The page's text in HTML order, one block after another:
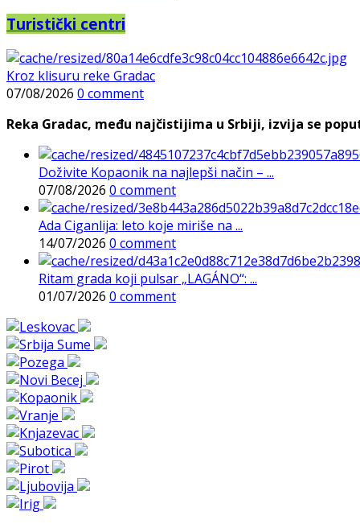
Turistički centri
Kroz klisuru reke Gradac
07/08/2026 0 comment
Reka Gradac, među najčistijima u Srbiji, izvija se
Doživite Kopaonik na najlepši način – ...
07/08/2026 0 comment
Ada Ciganlija: leto koje miriše na ...
14/07/2026 0 comment
Ritam grada koji pulsar „LAGÁNO“: ...
01/07/2026 0 comment